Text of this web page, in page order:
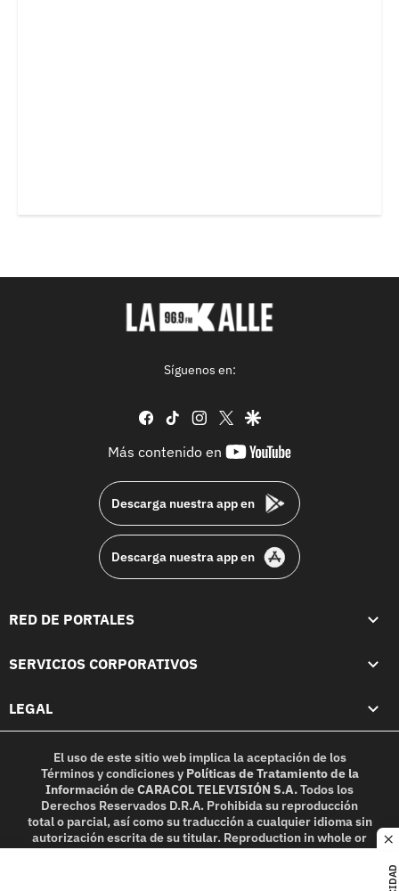
Síguenos en:
facebook
tiktok instagram
twittergoogle
Más contenido en
youtube-
Descarga nuestra app en
Descarga nuestra app en
RED DE PORTALES
SERVICIOS CORPORATIVOS
LEGAL
El uso de este sitio web implica la aceptación de los
Términos y condicionesy Políticas de Tratamiento de la
InformacióndeCARACOL TELEVISIÓN S.A.Todos los
Derechos Reservados D.R.A. Prohibida su reproducción
total o parcial, así como su traducción a cualquier idioma sin
autorización escrita de su titular. Reproduction in whole or
in part, or translation without written permission is